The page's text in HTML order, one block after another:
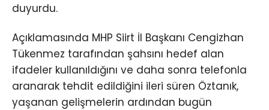
duyurdu.
Açıklamasında MHP Siirt İl Başkanı Cengizhan
Tükenmez tarafından şahsını hedef alan
ifadeler kullanıldığını ve daha sonra telefonla
aranarak tehdit edildiğini ileri süren Öztanık,
yaşanan gelişmelerin ardından bugün